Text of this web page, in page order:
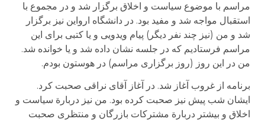
مراسم با موضوع سیاست و اخلاق برگزار شد و در مجموع با
استقبال مواجه شد و مفید بود. در دانشگاه ارواین نیز برگزار
شد و من (نیز چند نفر دیگر) پیام ویدویی و یا کتبی برای این
مراسم فرستادیم که در جلسه نشان داده شد و یا خوانده شد.
من در این روز (روز برگزاری مراسم) در هوستون بودم.
برنامه از غروب آغاز شد. در آغاز آقای نراقی صحبت کرد.
ایشان شب پیش نیز صحبت کرده بود. من نیز دربارة سیاست و
اخلاق و بیشتر دربارة مشترکات بازرگان و منتظری صحبت